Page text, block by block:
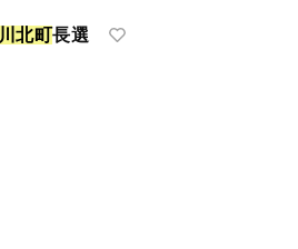
川北町長選